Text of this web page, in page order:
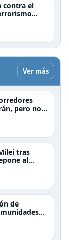
contra el
Ver más
pero no
tras
al
la relación
de